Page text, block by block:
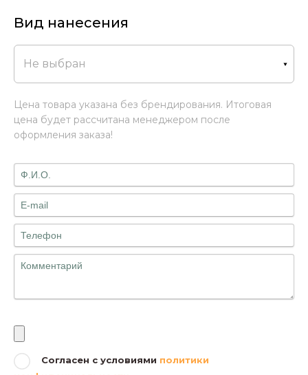
Вид нанесения
Не выбран
Цена товара указана без брендирования. Итоговая
цена будет рассчитана менеджером после
оформления заказа!
Согласен с условиями политики